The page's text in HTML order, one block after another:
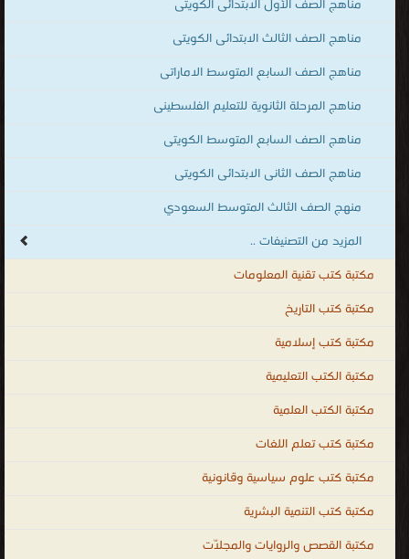
مناهج الصف الثالث الابتدائى الكويتى
مناهج الصف السابع المتوسط الاماراتى
مناهج المرحلة الثانوية للتعليم الفلسطينى
مناهج الصف السابع المتوسط الكويتى
مناهج الصف الثانى الابتدائى الكويتى
منهج الصف الثالث المتوسط السعودي
المزيد من التصنيفات ..
مكتبة كتب تقنية المعلومات
مكتبة كتب التاريخ
مكتبة كتب إسلامية
مكتبة الكتب التعليمية
مكتبة الكتب العلمية
مكتبة كتب تعلم اللغات
مكتبة كتب علوم سياسية وقانونية
مكتبة كتب التنمية البشرية
مكتبة القصص والروايات والمجلّات